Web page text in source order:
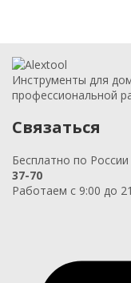
Инструменты для
профессиональной
Связаться
Бесплатно по России
37-70
Работаем с 9:00 до